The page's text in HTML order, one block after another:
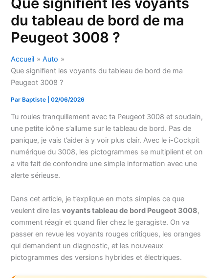
du tableau de bord de ma
Peugeot 3008 ?
Accueil
Auto
Que signifient les voyants du tableau de bord de ma
Peugeot 3008 ?
ParBaptiste |02/06/2026
Tu roules tranquillement avec ta Peugeot 3008 et soudain,
une petite icône s’allume sur le tableau de bord. Pas de
panique, je vais t’aider à y voir plus clair. Avec le i-Cockpit
numérique du 3008, les pictogrammes se multiplient et on
a vite fait de confondre une simple information avec une
alerte sérieuse.
Dans cet article, je t’explique en mots simples ce que
veulent dire lesvoyants tableau de bord Peugeot 3008,
comment réagir et quand filer chez le garagiste. On va
passer en revue les voyants rouges critiques, les oranges
qui demandent un diagnostic, et les nouveaux
pictogrammes des versions hybrides et électriques.